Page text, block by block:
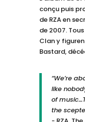
conçu puis
de RZA en
de 2007.
Clan y
Bastard,
“We’re
like
of
the